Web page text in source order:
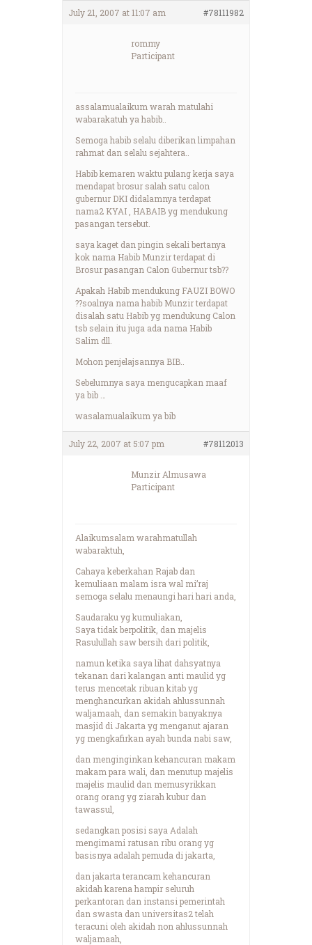
July 21, 2007 at 11:07 am #78111982
rommy
Participant
assalamualaikum warah matulahi
wabarakatuh ya habib..
Semoga habib selalu diberikan limpahan
rahmat dan selalu sejahtera..
Habib kemaren waktu pulang kerja saya
mendapat brosur salah satu calon
gubernur DKI didalamnya terdapat
nama2 KYAI , HABAIB yg mendukung
pasangan tersebut.
saya kaget dan pingin sekali bertanya
kok nama Habib Munzir terdapat di
Brosur pasangan Calon Gubernur tsb??
Apakah Habib mendukung FAUZI BOWO
??soalnya nama habib Munzir terdapat
disalah satu Habib yg mendukung Calon
tsb selain itu juga ada nama Habib
Salim dll.
Mohon penjelajsannya BIB..
Sebelumnya saya mengucapkan maaf
ya bib …
wasalamualaikum ya bib
July 22, 2007 at 5:07 pm #78112013
Munzir Almusawa
Participant
Alaikumsalam warahmatullah
wabaraktuh,
Cahaya keberkahan Rajab dan
kemuliaan malam isra wal mi’raj
semoga selalu menaungi hari hari anda,
Saudaraku yg kumuliakan,
Saya tidak berpolitik, dan majelis
Rasulullah saw bersih dari politik,
namun ketika saya lihat dahsyatnya
tekanan dari kalangan anti maulid yg
terus mencetak ribuan kitab yg
menghancurkan akidah ahlussunnah
waljamaah, dan semakin banyaknya
masjid di Jakarta yg menganut ajaran
yg mengkafirkan ayah bunda nabi saw,
dan menginginkan kehancuran makam
makam para wali, dan menutup majelis
majelis maulid dan memusyrikkan
orang orang yg ziarah kubur dan
tawassul,
sedangkan posisi saya Adalah
mengimami ratusan ribu orang yg
basisnya adalah pemuda di jakarta,
dan jakarta terancam kehancuran
akidah karena hampir seluruh
perkantoran dan instansi pemerintah
dan swasta dan universitas2 telah
teracuni oleh akidah non ahlussunnah
waljamaah,